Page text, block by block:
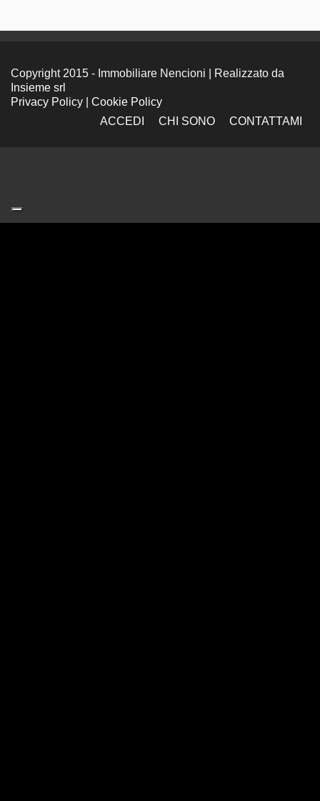
Copyright 2015 - Immobiliare Nencioni | Realizzato da
Insieme srl
Privacy Policy
Cookie Policy
ACCEDI
CHI SONO CONTATTAMI